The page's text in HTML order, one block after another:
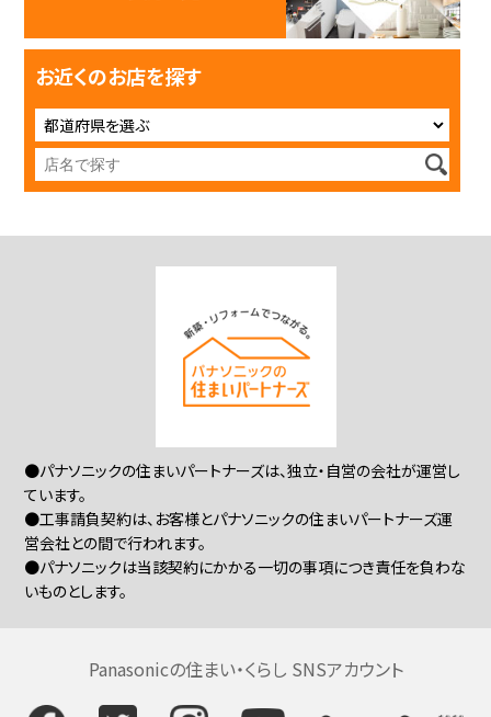
お近くのお店を探す
●パナソニックの住まいパートナーズは、独立・自営の会社が運営し
ています。
●工事請負契約は、お客様とパナソニックの住まいパートナーズ運
営会社との間で行われます。
●パナソニックは当該契約にかかる一切の事項につき責任を負わな
いものとします。
Panasonicの住まい・くらし SNSアカウント